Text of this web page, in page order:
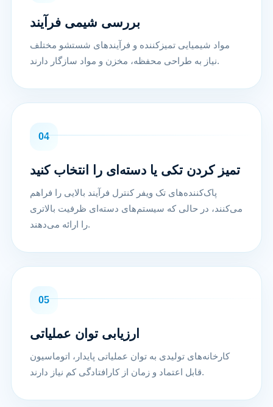
بررسی شیمی فرآیند
مواد شیمیایی تمیزکننده و فرآیندهای شستشو مختلف
نیاز به طراحی محفظه، مخزن و مواد سازگار دارند.
04
تمیز کردن تکی یا دسته‌ای را انتخاب کنید
پاک‌کننده‌های تک ویفر کنترل فرآیند بالایی را فراهم
می‌کنند، در حالی که سیستم‌های دسته‌ای ظرفیت بالاتری
را ارائه می‌دهند.
05
ارزیابی توان عملیاتی
کارخانه‌های تولیدی به توان عملیاتی پایدار، اتوماسیون
قابل اعتماد و زمان از کارافتادگی کم نیاز دارند.